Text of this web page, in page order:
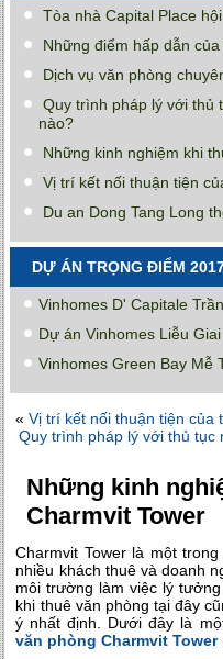
Tòa nhà Capital Place
Những điểm hấp dẫn
Dịch vụ văn phòng
Quy trình pháp lý với thủ
nào?
Những kinh nghiệm khi
Vị trí kết nối thuận tiện
Du an Dong Tang Long
DỰ ÁN TRỌNG ĐIỂM
Vinhomes D' Capitale
Dự án Vinhomes Liễu Giai
Vinhomes Green Bay Mễ
«Vị trí kết nối thuận tiện của
Quy trình pháp lý với thủ tục
Những kinh
Charmvit Tower
Charmvit Tower là một
nhiều khách thuê và doanh
môi trường làm việc lý
khi thuê văn phòng tại đây
ý nhất định. Dưới đây là
văn phòng Charmvit Tower